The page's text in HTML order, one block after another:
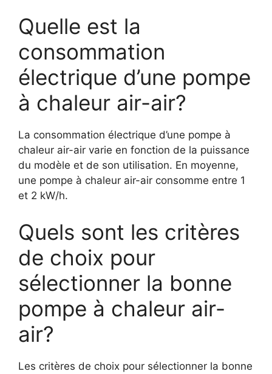
Quelle est la
consommation
électrique d’une pompe
à chaleur air-air?
La consommation électrique d’une pompe à
chaleur air-air varie en fonction de la puissance
du modèle et de son utilisation. En moyenne,
une pompe à chaleur air-air consomme entre 1
et 2 kW/h.
Quels sont les critères
de choix pour
sélectionner la bonne
pompe à chaleur air-
air?
Les critères de choix pour sélectionner la bonne